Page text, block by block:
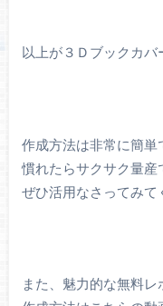
以上が３Ｄブックカバ
作成方法は非常に簡単
慣れたらサクサク量産
ぜひ活用なさってみて
また、魅力的な無料